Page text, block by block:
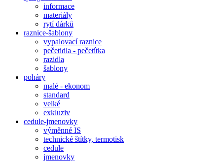
informace
materiály
rytí dárků
raznice-šablony
vypalovací raznice
pečetidla - pečetítka
razidla
šablony
poháry
malé - ekonom
standard
velké
exkluziv
cedule-jmenovky
výměnné IS
technické štítky, termotisk
cedule
jmenovky